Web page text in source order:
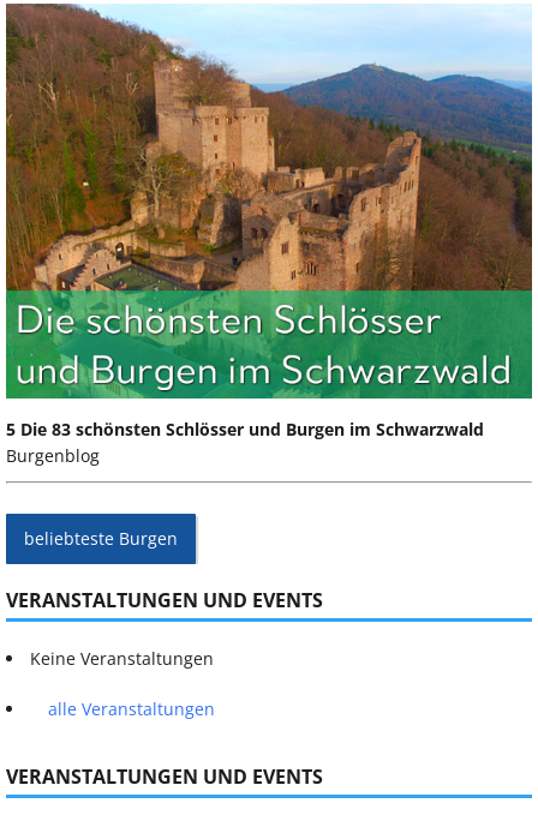
5 Die 83 schönsten Schlösser und Burgen im Schwarzwald
Burgenblog
beliebteste Burgen
VERANSTALTUNGEN UND EVENTS
Keine Veranstaltungen
alle Veranstaltungen
VERANSTALTUNGEN UND EVENTS